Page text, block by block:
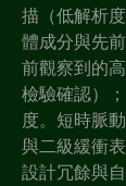
描（低解析
體成分與先
前觀察到的
檢驗確認）
度。短時脈
與二級緩衝
設計冗餘與